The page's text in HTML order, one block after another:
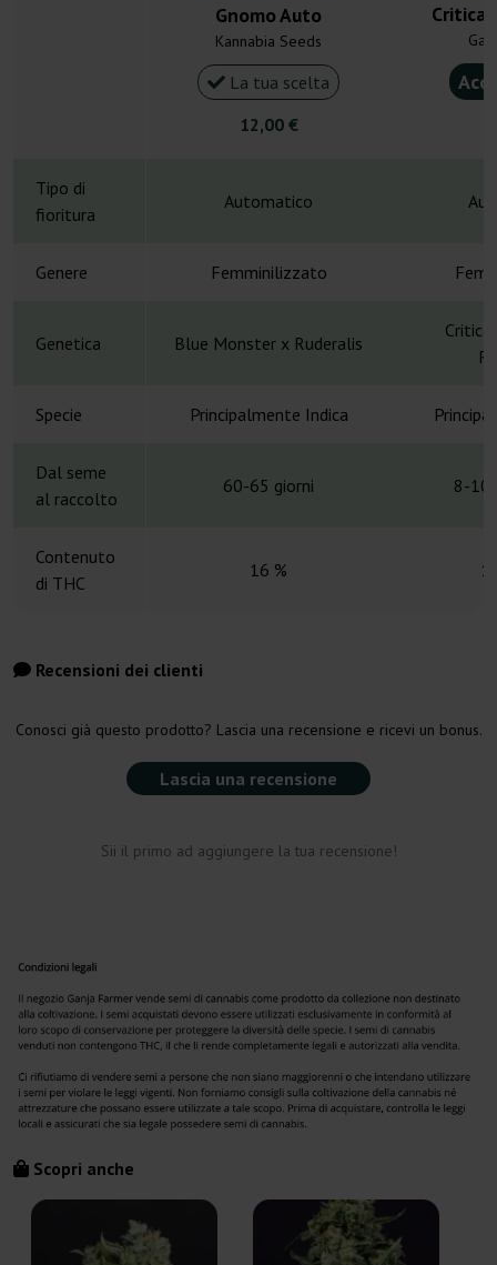
Gnomo Auto
Kannabia Seeds
La tua scelta
12,00 €
Critical
Tipo di
fioritura
Automatico
Genere Femminilizzato
Genetica Blue Monster x Ruderalis
Specie Principalmente Indica
Dal seme
al raccolto
60-65 giorni 8-10
Contenuto
di THC
16 %
Recensioni dei clienti
Conosci già questo prodotto? Lascia una recensione e ricevi un bonus.
Lascia una recensione
Sii il primo ad aggiungere la tua recensione!
Scopri anche